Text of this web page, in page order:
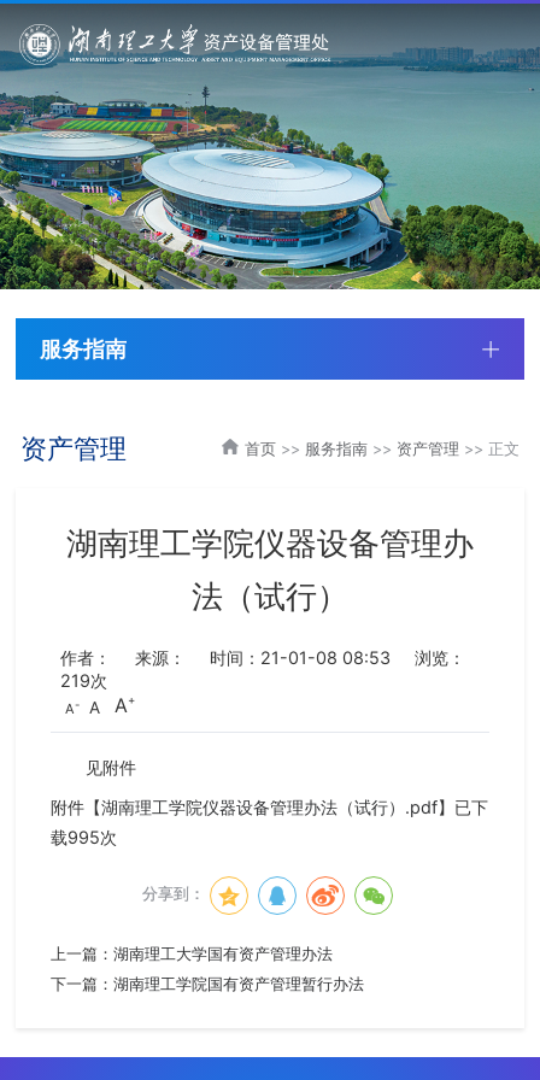
服务指南
资产管理 首页>> 服务指南>> 资产管理 >> 正文
湖南理工学院仪器设备管理办
法（试行）
作者： 来源： 时间：21-01-08 08:53
浏览：
219次
A A A
见附件
附件【湖南理工学院仪器设备管理办法（试行）.pdf】已下
载995次
分享到：
上一篇：湖南理工大学国有资产管理办法
下一篇：湖南理工学院国有资产管理暂行办法